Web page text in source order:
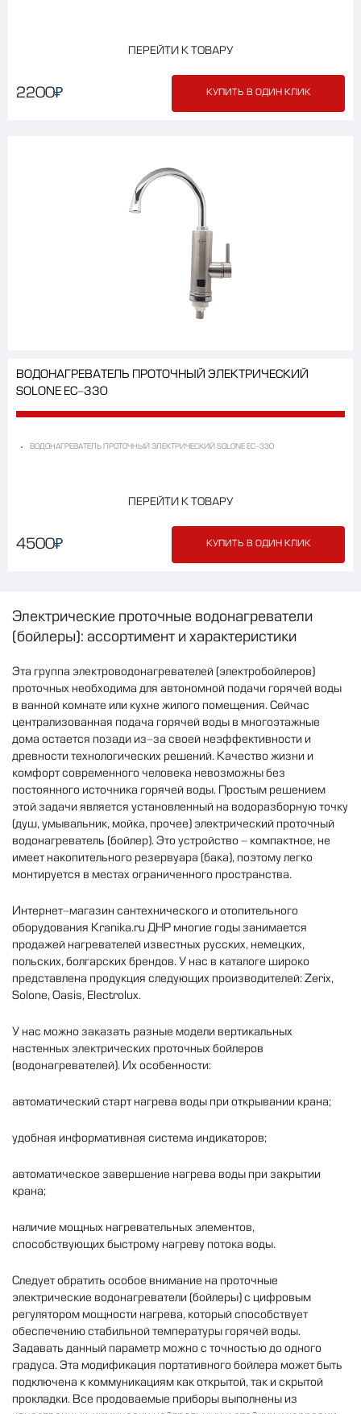
ПЕРЕЙТИ К ТОВАРУ
2200₽ КУПИТЬ В ОДИН КЛИК
ВОДОНАГРЕВАТЕЛЬ ПРОТОЧНЫЙ ЭЛЕКТРИЧЕСКИЙ
SOLONE EC-330
ВОДОНАГРЕВАТЕЛЬ ПРОТОЧНЫЙ ЭЛЕКТРИЧЕСКИЙ SOLONE EC-330
ПЕРЕЙТИ К ТОВАРУ
4500₽ КУПИТЬ В ОДИН КЛИК
Электрические проточные водонагреватели
( бойлеры): ассортимент и характеристики
Эта группа электроводонагревателей (электробойлеров)
проточных необходима для автономной подачи горячей воды
в ванной комнате или кухне жилого помещения. Сейчас
централизованная подача горячей воды в многоэтажные
дома остается позади из-за своей неэффективности и
древности технологических решений. Качество жизни и
комфорт современного человека невозможны без
постоянного источника горячей воды. Простым решением
этой задачи является установленный на водоразборную точку
(душ, умывальник, мойка, прочее) электрический проточный
водонагреватель (бойлер). Это устройство - компактное, не
имеет накопительного резервуара (бака), поэтому легко
монтируется в местах ограниченного пространства.
Интернет-магазин сантехнического и отопительного
оборудования Kranika.ru ДНР многие годы занимается
продажей нагревателей известных русских, немецких,
польских, болгарских брендов. У нас в каталоге широко
представлена продукция следующих производителей: Zerix,
Solone, Oasis, Electrolux.
У нас можно заказать разные модели вертикальных
настенных электрических проточных бойлеров
(водонагревателей). Их особенности:
автоматический старт нагрева воды при открывании крана;
удобная информативная система индикаторов;
автоматическое завершение нагрева воды при закрытии
крана;
наличие мощных нагревательных элементов,
способствующих быстрому нагреву потока воды.
Следует обратить особое внимание на проточные
электрические водонагреватели (бойлеры) с цифровым
регулятором мощности нагрева, который способствует
обеспечению стабильной температуры горячей воды.
Задавать данный параметр можно с точностью до одного
градуса. Эта модификация портативного бойлера может быть
подключена к коммуникациям как открытой, так и скрытой
прокладки. Все продоваемые приборы выполнены из